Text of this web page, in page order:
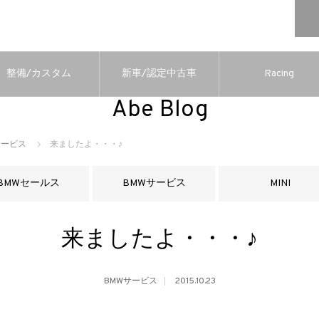
整備/カスタム 新車/認定中古車 Racing
Abe Blog
ビス 来ましたよ・・・♪
セールス BMWサービス MINI
来ましたよ・・・♪
BMWサービス 2015.10.23